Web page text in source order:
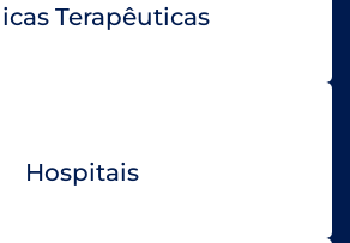
Terapêuticas
Hospitais